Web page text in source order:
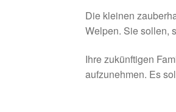
Die kleinen
Welpen. Sie sollen,
Ihre zukünftigen
aufzunehmen. Es